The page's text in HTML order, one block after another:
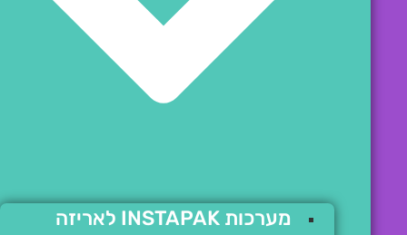
מערכות INSTAPAK לאריזה